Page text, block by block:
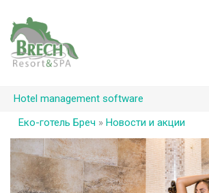
Hotel management software
Еко-готель Бреч » Новости и акции